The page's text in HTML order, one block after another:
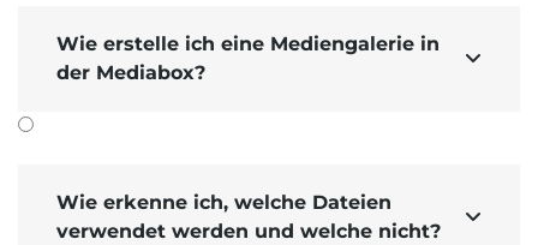
Wie erstelle ich eine Mediengalerie in
der Mediabox?

Wie erkenne ich, welche Dateien
verwendet werden und welche nicht?
